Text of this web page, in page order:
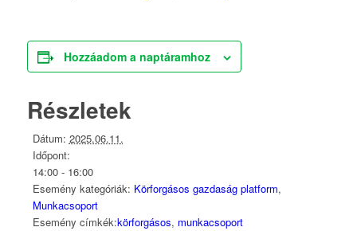
Hozzáadom a naptáramhoz
Részletek
Dátum: 2025.06.11.
Időpont:
14:00 - 16:00
Esemény kategóriák: Körforgásos gazdaság platform,
Munkacsoport
Esemény címkék:körforgásos, munkacsoport